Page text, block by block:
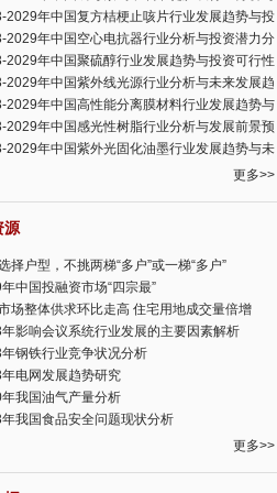
行性报告
2029年中国复方桔梗止咳片行业发展趋势与投
分析报告
2029年中国空心电抗器行业分析与投资潜力分
2029年中国聚硫醇行业发展趋势与投资可行性
2029年中国紫外线光源行业分析与未来发展趋
2029年中国高性能分离膜材料行业发展趋势与
景预测报告
2029年中国感光性树脂行业分析与发展前景预
2029年中国紫外光固化油墨行业发展趋势与未
更多>>
源
择户型，不挑两梯“多户”或一梯“多户”
中国投融资市场“四宗最”
场整体供求环比走高 住宅用地成交量倍增
影响会议系统行业发展的主要因素解析
钢铁行业竞争状况分析
电网发展趋势研究
我国油气产量分析
我国食品安全问题现状分析
更多>>